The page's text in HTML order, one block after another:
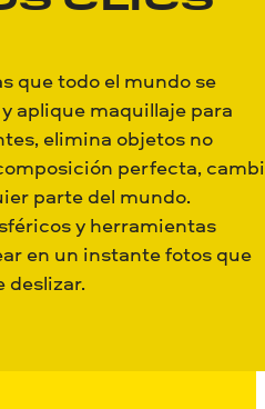
que todo el mundo se
aplique maquillaje para
elimina objetos no
perfecta,
parte del mundo.
y herramientas
en un instante fotos que
deslizar.